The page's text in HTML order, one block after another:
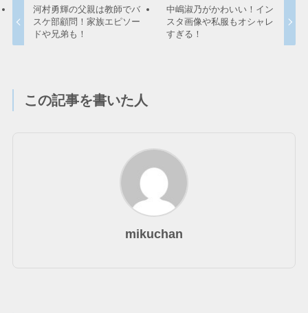
河村勇輝の父親は教師でバ
スケ部顧問！家族エピソー
ドや兄弟も！
中嶋淑乃がかわいい！イン
スタ画像や私服もオシャレ
すぎる！
この記事を書いた人
mikuchan